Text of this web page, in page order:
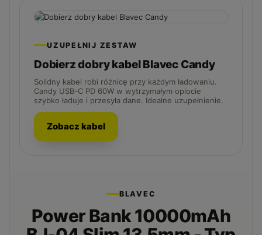
UZUPEŁNIJ ZESTAW
Dobierz dobry kabel Blavec Candy
Solidny kabel robi różnicę przy każdym ładowaniu.
Candy USB-C PD 60W w wytrzymałym oplocie
szybko ładuje i przesyła dane. Idealne uzupełnienie.
Zobacz kabel
BLAVEC
Power Bank 10000mAh